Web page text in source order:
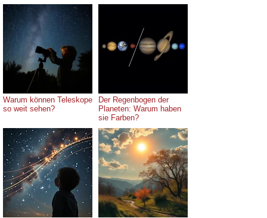
Warum können Teleskope
so weit sehen?
Der Regenbogen der
Planeten: Warum haben
sie Farben?